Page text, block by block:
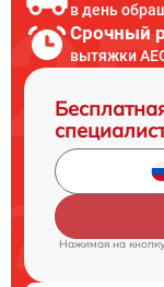
в день
Срочный
вытяжки
Нажимая на